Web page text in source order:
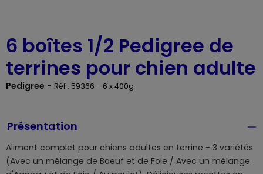
6 boîtes 1/2 Pedigree de
terrines pour chien adulte
Pedigree - Réf : 59366 - 6 x 400g
Présentation
Aliment complet pour chiens adultes en terrine - 3 variétés
(Avec un mélange de Boeuf et de Foie / Avec un mélange